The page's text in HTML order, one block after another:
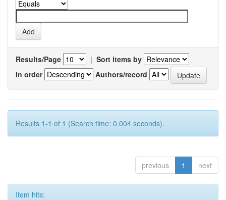
Results/Page | Sort items by
In order
Authors/record
Results 1-1 of 1 (Search time: 0.004 seconds).
previous 1 next
Item hits: